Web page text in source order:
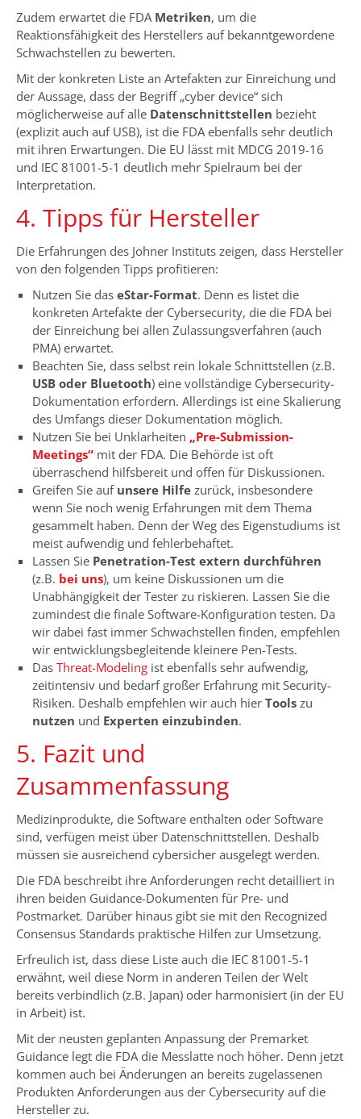
Zudem erwartet die FDA Metriken, um die
Reaktionsfähigkeit des Herstellers auf bekanntgewordene
Schwachstellen zu bewerten.
Mit der konkreten Liste an Artefakten zur Einreichung und
der Aussage, dass der Begriff „cyber device“ sich
möglicherweise auf alle Datenschnittstellen bezieht
(explizit auch auf USB), ist die FDA ebenfalls sehr deutlich
mit ihren Erwartungen. Die EU lässt mit MDCG 2019-16
und IEC 81001-5-1 deutlich mehr Spielraum bei der
Interpretation.
4. Tipps für Hersteller
Die Erfahrungen des Johner Instituts zeigen, dass Hersteller
von den folgenden Tipps profitieren:
Nutzen Sie das eStar-Format. Denn es listet die
konkreten Artefakte der Cybersecurity, die die FDA bei
der Einreichung bei allen Zulassungsverfahren (auch
PMA) erwartet.
Beachten Sie, dass selbst rein lokale Schnittstellen (z.B.
USB oder Bluetooth) eine vollständige Cybersecurity-
Dokumentation erfordern. Allerdings ist eine Skalierung
des Umfangs dieser Dokumentation möglich.
Nutzen Sie bei Unklarheiten „Pre-Submission-
Meetings“ mit der FDA. Die Behörde ist oft
überraschend hilfsbereit und offen für Diskussionen.
Greifen Sie auf unsere Hilfe zurück, insbesondere
wenn Sie noch wenig Erfahrungen mit dem Thema
gesammelt haben. Denn der Weg des Eigenstudiums ist
meist aufwendig und fehlerbehaftet.
Lassen Sie Penetration-Test extern durchführen
(z.B. bei uns), um keine Diskussionen um die
Unabhängigkeit der Tester zu riskieren. Lassen Sie die
zumindest die finale Software-Konfiguration testen. Da
wir dabei fast immer Schwachstellen finden, empfehlen
wir entwicklungsbegleitende kleinere Pen-Tests.
Das Threat-Modeling ist ebenfalls sehr aufwendig,
zeitintensiv und bedarf großer Erfahrung mit Security-
Risiken. Deshalb empfehlen wir auch hier Tools zu
nutzen und Experten einzubinden.
5. Fazit und
Zusammenfassung
Medizinprodukte, die Software enthalten oder Software
sind, verfügen meist über Datenschnittstellen. Deshalb
müssen sie ausreichend cybersicher ausgelegt werden.
Die FDA beschreibt ihre Anforderungen recht detailliert in
ihren beiden Guidance-Dokumenten für Pre- und
Postmarket. Darüber hinaus gibt sie mit den Recognized
Consensus Standards praktische Hilfen zur Umsetzung.
Erfreulich ist, dass diese Liste auch die IEC 81001-5-1
erwähnt, weil diese Norm in anderen Teilen der Welt
bereits verbindlich (z.B. Japan) oder harmonisiert (in der EU
in Arbeit) ist.
Mit der neusten geplanten Anpassung der Premarket
Guidance legt die FDA die Messlatte noch höher. Denn jetzt
kommen auch bei Änderungen an bereits zugelassenen
Produkten Anforderungen aus der Cybersecurity auf die
Hersteller zu.